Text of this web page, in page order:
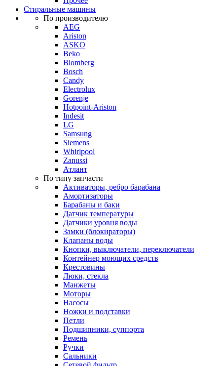
Стиральные машины
По производителю
AEG
Ariston
ASKO
Beko
Blomberg
Bosch
Candy
Electrolux
Gorenje
Hotpoint-Ariston
Indesit
LG
Samsung
Siemens
Whirlpool
Zanussi
Атлант
По типу запчасти
Активаторы, ребро барабана
Амортизаторы
Барабаны и баки
Датчик температуры
Датчики уровня воды
Замки (блокираторы)
Клапаны воды
Кнопки, выключатели, переключатели
Контейнер моющих средств
Крестовины
Люки, стекла
Манжеты
Моторы
Насосы
Ножки и подставки
Петли
Подшипники, суппорта
Ремень
Ручки
Сальники